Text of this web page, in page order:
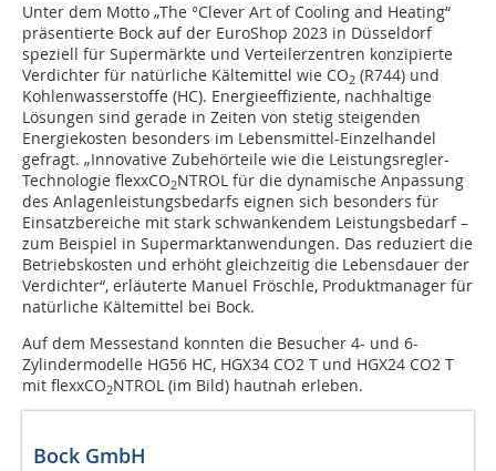
Unter dem Motto „The °Clever Art of Cooling and Heating“
präsentierte Bock auf der EuroShop 2023 in Düsseldorf
speziell für Supermärkte und Verteilerzentren konzipierte
Verdichter für natürliche Kältemittel wie CO2 (R744) und
Kohlenwasserstoffe (HC). Energieeffiziente, nachhaltige
Lösungen sind gerade in Zeiten von stetig steigenden
Energiekosten besonders im Lebensmittel-Einzelhandel
gefragt. „Innovative Zubehörteile wie die Leistungsregler-
Technologie flexxCO2NTROL für die dynamische Anpassung
des Anlagenleistungsbedarfs eignen sich besonders für
Einsatzbereiche mit stark schwankendem Leistungsbedarf –
zum Beispiel in Supermarktanwendungen. Das reduziert die
Betriebskosten und erhöht gleichzeitig die Lebensdauer der
Verdichter“, erläuterte Manuel Fröschle, Produktmanager für
natürliche Kältemittel bei Bock.
Auf dem Messestand konnten die Besucher 4- und 6-
Zylindermodelle HG56 HC, HGX34 CO2 T und HGX24 CO2 T
mit flexxCO2NTROL (im Bild) hautnah erleben.
Bock GmbH